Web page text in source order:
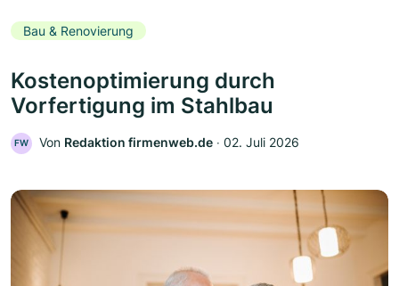
Bau & Renovierung
Kostenoptimierung durch
Vorfertigung im Stahlbau
FW Von Redaktion firmenweb.de ‧ 02. Juli 2026